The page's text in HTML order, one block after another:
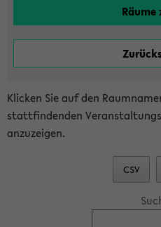
Klicken Sie auf den
stattfindenden
anzuzeigen.
CSV